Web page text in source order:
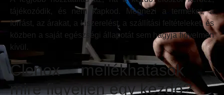
tájékozódik, és nem kapkod. Megnézi a terméket, a
forrást, az árakat, a kiszerelést, a szállítási feltételeket, és
közben a saját egészségi állapotát sem hagyja figyelmen
kívül.
Clenox mellékhatások –
mire figyeljen egy kezdő?